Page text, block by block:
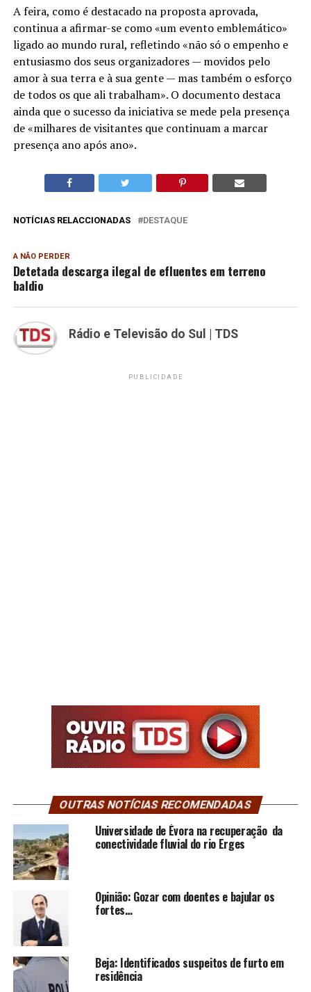
A feira, como é destacado na proposta aprovada,
continua a afirmar-se como «um evento emblemático»
ligado ao mundo rural, refletindo «não só o empenho e
entusiasmo dos seus organizadores — movidos pelo
amor à sua terra e à sua gente — mas também o esforço
de todos os que ali trabalham». O documento destaca
ainda que o sucesso da iniciativa se mede pela presença
de «milhares de visitantes que continuam a marcar
presença ano após ano».
NOTÍCIAS RELACCIONADAS DESTAQUE
A NÃO PERDER
Detetada descarga ilegal de efluentes em terreno
baldio
Rádio e Televisão do Sul | TDS
PUBLICIDADE
OUTRAS NOTÍCIAS RECOMENDADAS
Universidade de Évora na recuperação da
conectividade fluvial do rio Erges
Opinião: Gozar com doentes e bajular os
fortes…
Beja: Identificados suspeitos de furto em
residência